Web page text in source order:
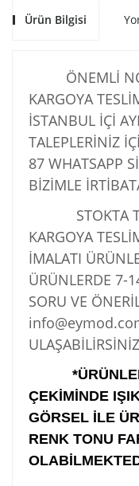
Ürün Bilgisi
ÖNEMLİ
KARGOYA
İSTANBUL İÇİ
TALEPLERİNİZ
87 WHATSAPP
BİZİMLE
STOKTA
KARGOYA
İMALATI
ÜRÜNLERDE 7-
SORU VE
ÇEKİMİNDE
GÖRSEL İLE
RENK TONU